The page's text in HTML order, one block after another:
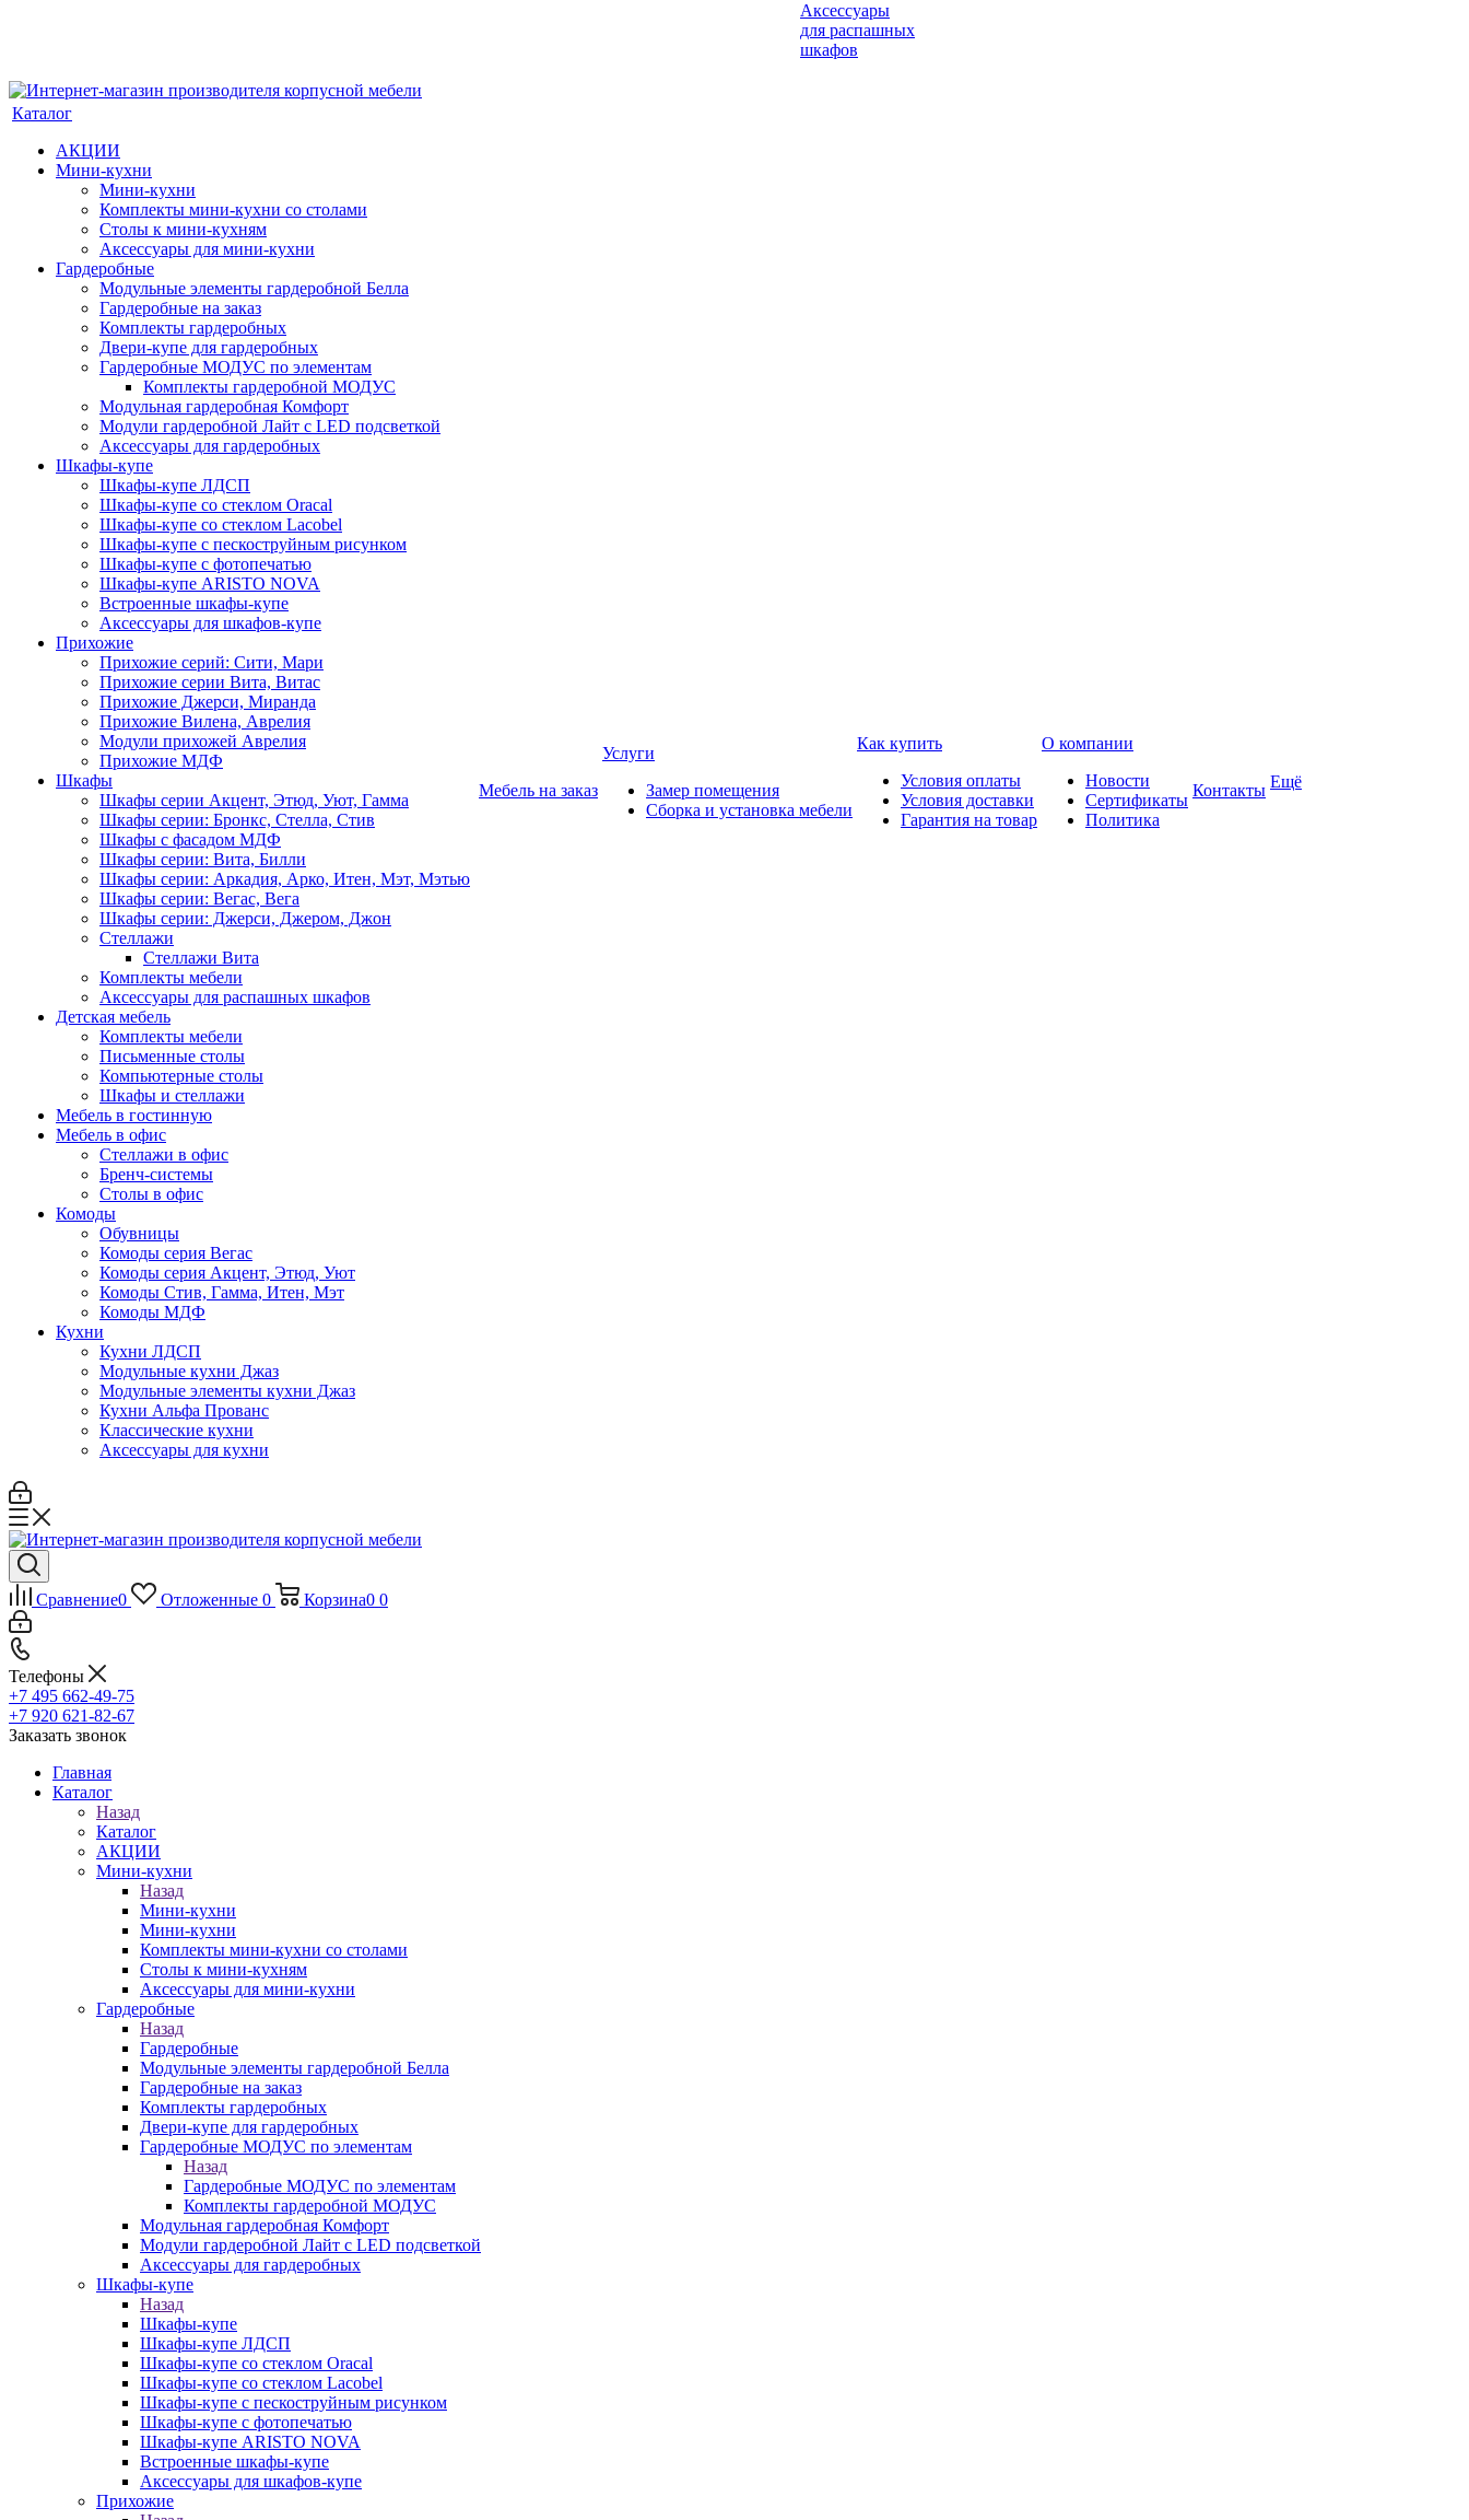
Аксессуары
для распашных
шкафов
Каталог
АКЦИИ
Мини-кухни
Мини-кухни
Комплекты мини-кухни со столами
Столы к мини-кухням
Аксессуары для мини-кухни
Гардеробные
Модульные элементы гардеробной Белла
Гардеробные на заказ
Комплекты гардеробных
Двери-купе для гардеробных
Гардеробные МОДУС по элементам
Комплекты гардеробной МОДУС
Модульная гардеробная Комфорт
Модули гардеробной Лайт с LED подсветкой
Аксессуары для гардеробных
Шкафы-купе
Шкафы-купе ЛДСП
Шкафы-купе со стеклом Oracal
Шкафы-купе со стеклом Lacobel
Шкафы-купе с пескоструйным рисунком
Шкафы-купе с фотопечатью
Шкафы-купе ARISTO NOVA
Встроенные шкафы-купе
Аксессуары для шкафов-купе
Прихожие
Прихожие серий: Сити, Мари
Прихожие серии Вита, Витас
Прихожие Джерси, Миранда
Прихожие Вилена, Аврелия
Модули прихожей Аврелия
Прихожие МДФ
Шкафы
Шкафы серии Акцент, Этюд, Уют, Гамма
Шкафы серии: Бронкс, Стелла, Стив
Шкафы с фасадом МДФ
Шкафы серии: Вита, Билли
Шкафы серии: Аркадия, Арко, Итен, Мэт, Мэтью
Шкафы серии: Вегас, Вега
Шкафы серии: Джерси, Джером, Джон
Стеллажи
Стеллажи Вита
Комплекты мебели
Аксессуары для распашных шкафов
Детская мебель
Комплекты мебели
Письменные столы
Компьютерные столы
Шкафы и стеллажи
Мебель в гостинную
Мебель в офис
Стеллажи в офис
Бренч-системы
Столы в офис
Комоды
Обувницы
Комоды серия Вегас
Комоды серия Акцент, Этюд, Уют
Комоды Стив, Гамма, Итен, Мэт
Комоды МДФ
Кухни
Кухни ЛДСП
Модульные кухни Джаз
Модульные элементы кухни Джаз
Кухни Альфа Прованс
Классические кухни
Аксессуары для кухни
Мебель на заказ
Услуги
Замер помещения
Сборка и установка мебели
Как купить
Условия оплаты
Условия доставки
Гарантия на товар
О компании
Новости
Сертификаты
Политика
Контакты Ещё
Сравнение0 Отложенные 0 Корзина0 0
Телефоны
+7 495 662-49-75
+7 920 621-82-67
Заказать звонок
Главная
Каталог
Назад
Каталог
АКЦИИ
Мини-кухни
Назад
Мини-кухни
Мини-кухни
Комплекты мини-кухни со столами
Столы к мини-кухням
Аксессуары для мини-кухни
Гардеробные
Назад
Гардеробные
Модульные элементы гардеробной Белла
Гардеробные на заказ
Комплекты гардеробных
Двери-купе для гардеробных
Гардеробные МОДУС по элементам
Назад
Гардеробные МОДУС по элементам
Комплекты гардеробной МОДУС
Модульная гардеробная Комфорт
Модули гардеробной Лайт с LED подсветкой
Аксессуары для гардеробных
Шкафы-купе
Назад
Шкафы-купе
Шкафы-купе ЛДСП
Шкафы-купе со стеклом Oracal
Шкафы-купе со стеклом Lacobel
Шкафы-купе с пескоструйным рисунком
Шкафы-купе с фотопечатью
Шкафы-купе ARISTO NOVA
Встроенные шкафы-купе
Аксессуары для шкафов-купе
Прихожие